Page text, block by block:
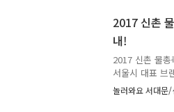
물총축제 컨셉
이 퍼레이드
인들과 물총대
2017. 7. 29.(
2017 신촌
내!
2017 신촌 물
서울시 대표 브
보로 많이 힘드
오늘은 Tong지
놀러와요 서대문/